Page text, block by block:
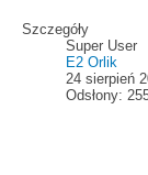
Szczegóły
Super User
E2 Orlik
24 sierpień
Odsłony: